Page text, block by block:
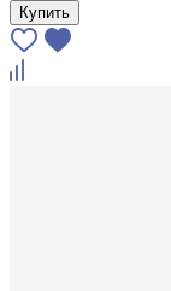
Купить